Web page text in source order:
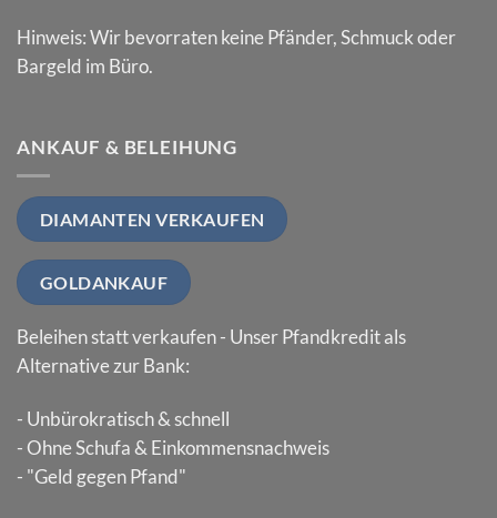
Hinweis: Wir bevorraten keine Pfänder, Schmuck oder
Bargeld im Büro.
ANKAUF & BELEIHUNG
DIAMANTEN VERKAUFEN
GOLDANKAUF
Beleihen statt verkaufen - Unser Pfandkredit als
Alternative zur Bank:
- Unbürokratisch & schnell
- Ohne Schufa & Einkommensnachweis
- "Geld gegen Pfand"